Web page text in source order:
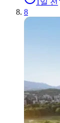
1일 전
8